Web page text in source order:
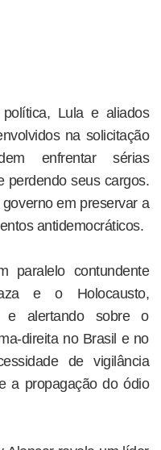
Lula e aliados
na solicitação
enfrentar sérias
perdendo seus cargos.
em preservar a
antidemocráticos.
paralelo contundente
e o Holocausto,
e alertando sobre o
direita no Brasil e no
de vigilância
a propagação do ódio